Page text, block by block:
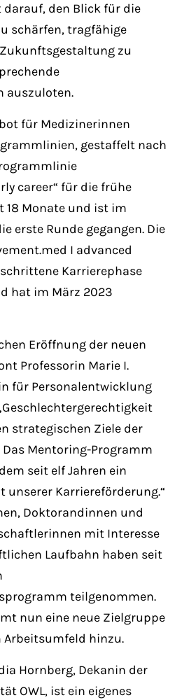
den Blick für die
schärfen, tragfähige
zu
auszuloten.
für Medizinerinnen
gestaffelt nach
career“ für die frühe
18 Monate und ist im
erste Runde gegangen. Die
I advanced
Karrierephase
hat im März 2023
Eröffnung der neuen
Professorin Marie I.
für Personalentwicklung
strategischen Ziele der
Mentoring-Programm
seit elf Jahren ein
Karriereförderung.“
Doktorandinnen und
mit Interesse
Laufbahn haben seit
teilgenommen.
nun eine neue Zielgruppe
hinzu.
Hornberg, Dekanin der
OWL, ist ein eigenes